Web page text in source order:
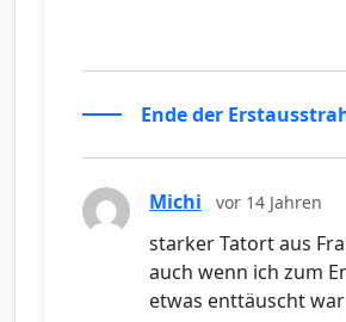
Ende der
Michi vor 14 Jahren
starker Tatort aus
auch wenn ich zum
etwas enttäuscht